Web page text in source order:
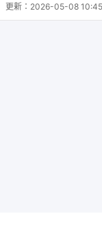
更新： 2026-05-08 10:45